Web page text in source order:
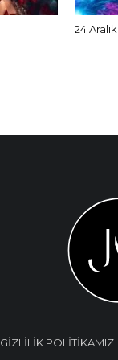
24
GİZLİLİK POLİTİKAMIZ